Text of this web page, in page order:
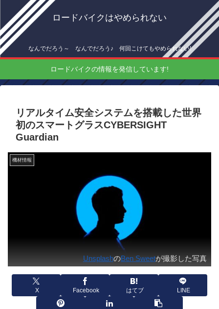
ロードバイクはやめられない
なんでだろう～ なんでだろう♪ 何回こけてもやめられない!
ロードバイクの情報を発信しています!
リアルタイム安全システムを搭載した世界
初のスマートグラスCYBERSIGHT
Guardian
機材情報
UnsplashのBen Sweetが撮影した写真
X Facebook はてブ LINE